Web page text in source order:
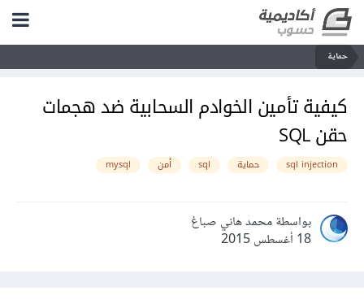
حماية
كيفية تأمين الخوادم السحابية ضد هجمات
حقن SQL
sql injection حماية sql أمن mysql
بواسطة محمد هاني صباغ
18 أغسطس 2015